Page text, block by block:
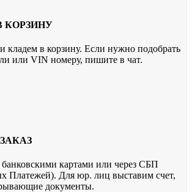
КОРЗИНУ
кладем в корзину. Если нужно подобрать
или VIN номеру, пишите в чат.
банковскими картами или через СБП
Платежей). Для юр. лиц выставим счет,
документы.